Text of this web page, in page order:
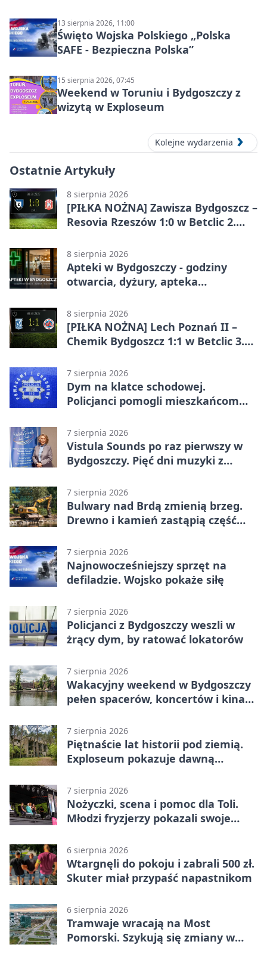
13 sierpnia 2026, 11:00
Święto Wojska Polskiego „Polska
SAFE - Bezpieczna Polska”
15 sierpnia 2026, 07:45
Weekend w Toruniu i Bydgoszczy z
wizytą w Exploseum
Kolejne wydarzenia
Ostatnie Artykuły
8 sierpnia 2026
[PIŁKA NOŻNA] Zawisza Bydgoszcz –
Resovia Rzeszów 1:0 w Betclic 2.
8 sierpnia 2026
Apteki w Bydgoszczy - godziny
otwarcia, dyżury, apteka
8 sierpnia 2026
[PIŁKA NOŻNA] Lech Poznań II –
Chemik Bydgoszcz 1:1 w Betclic 3.
Bydgoszczanie wywieźli punkt z
Wronek
7 sierpnia 2026
Dym na klatce schodowej.
Policjanci pomogli mieszkańcom
7 sierpnia 2026
Vistula Sounds po raz pierwszy w
Bydgoszczy. Pięć dni muzyki z
7 sierpnia 2026
Bulwary nad Brdą zmienią brzeg.
Drewno i kamień zastąpią część
7 sierpnia 2026
Najnowocześniejszy sprzęt na
defiladzie. Wojsko pokaże siłę
7 sierpnia 2026
Policjanci z Bydgoszczy weszli w
żrący dym, by ratować lokatorów
7 sierpnia 2026
Wakacyjny weekend w Bydgoszczy
pełen spacerów, koncertów i kina
7 sierpnia 2026
Piętnaście lat historii pod ziemią.
Exploseum pokazuje dawną
7 sierpnia 2026
Nożyczki, scena i pomoc dla Toli.
Młodzi fryzjerzy pokazali swoje
6 sierpnia 2026
Wtargnęli do pokoju i zabrali 500 zł.
Skuter miał przypaść napastnikom
6 sierpnia 2026
Tramwaje wracają na Most
Pomorski. Szykują się zmiany w